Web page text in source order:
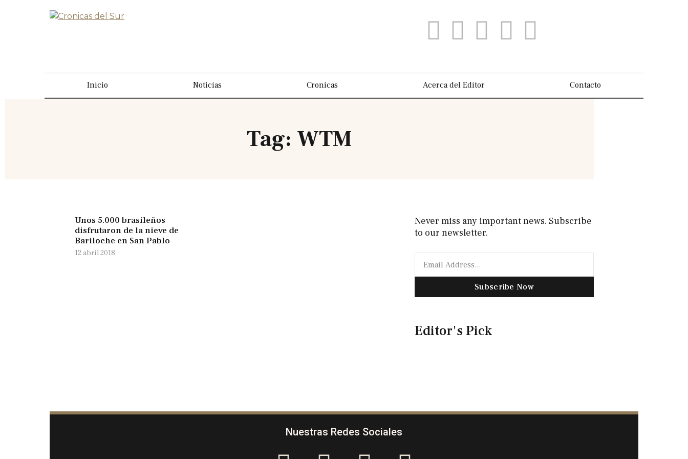
Inicio Noticias Cronicas Acerca del Editor Contacto
Tag: WTM
Unos 5.000 brasileños
disfrutaron de la nieve de
Bariloche en San Pablo
12 abril 2018
Never miss any important news. Subscribe
to our newsletter.
Subscribe Now
Editor's Pick
Nuestras Redes Sociales